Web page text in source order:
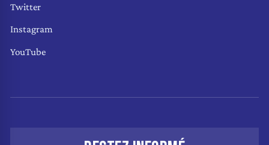
Twitter
Instagram
YouTube